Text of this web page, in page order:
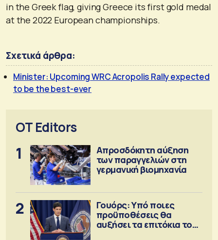
in the Greek flag, giving Greece its first gold medal
at the 2022 European championships.
Σχετικά άρθρα:
Minister: Upcoming WRC Acropolis Rally expected
to be the best-ever
OT Editors
1
Απροσδόκητη αύξηση
των παραγγελιών στη
γερμανική βιομηχανία
2
Γουόρς: Υπό ποιες
προϋποθέσεις θα
αυξήσει τα επιτόκια τον